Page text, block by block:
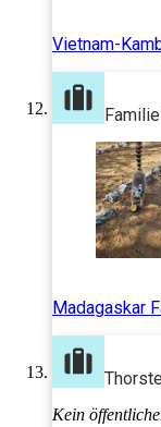
Vietnam-
Familie
Madagaskar
Kein